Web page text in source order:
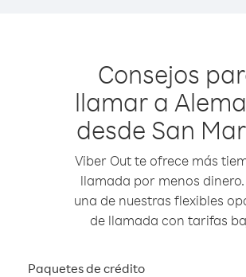
Consejos
llamar a
desde San
Viber Out te ofrece más
llamada por menos dinero.
una de nuestras flexibles
de llamada con tarifas
Paquetes de crédito